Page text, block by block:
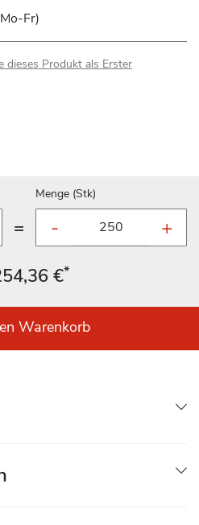
Fr)
dieses Produkt als Erster
=
Menge (Stk)
€*
Warenkorb